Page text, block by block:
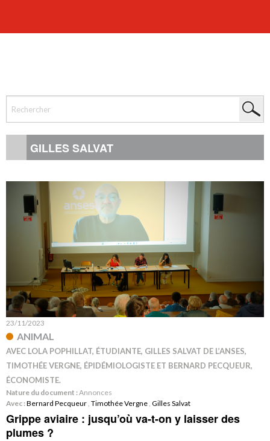
GILLES SALVAT
23/11/2023
ANIMAL
AVEC LOLA POPHILLAT, ÉTUDIANTE, GILLES SALVAT DE L’ANSES,
TIMOTHÉE VERGNE, ÉPIDÉMIOLOGISTE ET BERNARD PECQUEUR,
ÉCONOMISTE.
Nature du document :Annonces
Avec :Bernard Pecqueur Timothée Vergne Gilles Salvat
Grippe aviaire : jusqu’où va-t-on y laisser des
plumes ?